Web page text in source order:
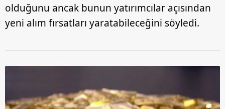
olduğunu ancak bunun yatırımcılar açısından
yeni alım fırsatları yaratabileceğini söyledi.